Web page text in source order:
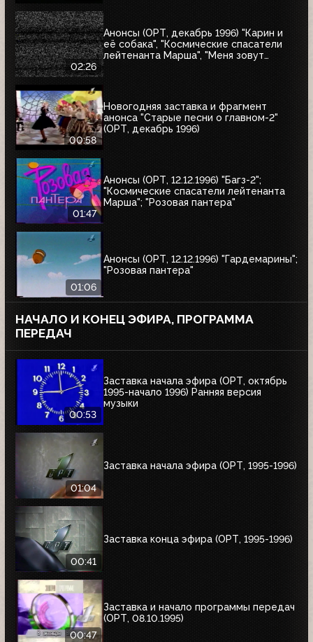
02:26
Анонсы (ОРТ, декабрь 1996) "Карин и
её собака", "Космические спасатели
лейтенанта Марша", "Меня зовут
00:58
Новогодняя заставка и фрагмент
анонса "Старые песни о главном-2"
(ОРТ, декабрь 1996)
01:47
Анонсы (ОРТ, 12.12.1996) "Багз-2";
"Космические спасатели лейтенанта
Марша"; "Розовая пантера"
01:06
Анонсы (ОРТ, 12.12.1996) "Гардемарины";
"Розовая пантера"
НАЧАЛО И КОНЕЦ ЭФИРА, ПРОГРАММА
ПЕРЕДАЧ
00:53
Заставка начала эфира (ОРТ, октябрь
1995-начало 1996) Ранняя версия
музыки
01:04
Заставка начала эфира (ОРТ, 1995-1996)
00:41
Заставка конца эфира (ОРТ, 1995-1996)
00:47
Заставка и начало программы передач
(ОРТ, 08.10.1995)